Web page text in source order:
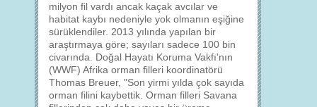
milyon fil vardı ancak kaçak avcılar ve
habitat kaybı nedeniyle yok olmanın eşiğine
sürüklendiler. 2013 yılında yapılan bir
araştırmaya göre; sayıları sadece 100 bin
civarında. Doğal Hayatı Koruma Vakfı'nın
(WWF) Afrika orman filleri koordinatörü
Thomas Breuer, "Son yirmi yılda çok sayıda
orman filini kaybettik. Orman filleri Savana